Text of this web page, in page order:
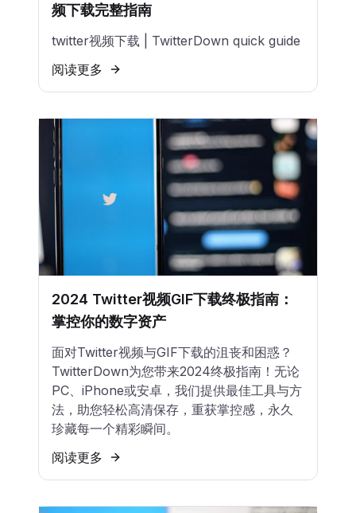
频下载完整指南
twitter视频下载 | TwitterDown quick guide
阅读更多
2024 Twitter视频GIF下载终极指南：
掌控你的数字资产
面对Twitter视频与GIF下载的沮丧和困惑？
TwitterDown为您带来2024终极指南！无论
PC、iPhone或安卓，我们提供最佳工具与方
法，助您轻松高清保存，重获掌控感，永久
珍藏每一个精彩瞬间。
阅读更多